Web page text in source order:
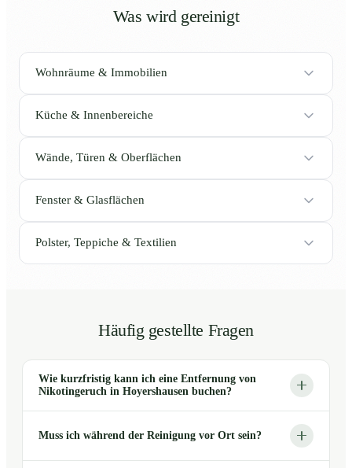
Was wird gereinigt
Wohnräume & Immobilien
Küche & Innenbereiche
Wände, Türen & Oberflächen
Fenster & Glasflächen
Polster, Teppiche & Textilien
Häufig gestellte Fragen
Wie kurzfristig kann ich eine Entfernung von
Nikotingeruch in Hoyershausen buchen?
Muss ich während der Reinigung vor Ort sein?